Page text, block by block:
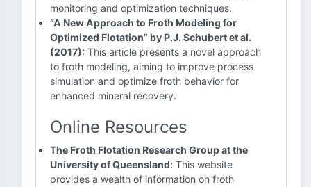
monitoring and optimization techniques.
“A New Approach to Froth Modeling for
Optimized Flotation” by P.J. Schubert et al.
(2017): This article presents a novel approach
to froth modeling, aiming to improve process
simulation and optimize froth behavior for
enhanced mineral recovery.
Online Resources
The Froth Flotation Research Group at the
University of Queensland: This website
provides a wealth of information on froth